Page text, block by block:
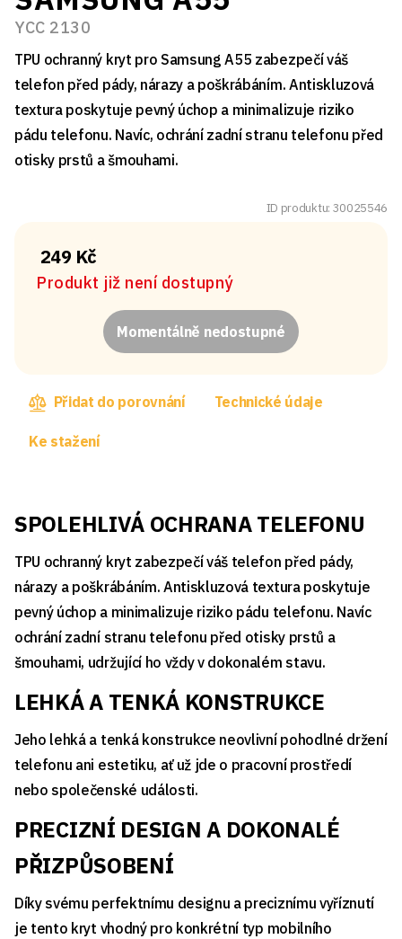
YCC 2130
TPU ochranný kryt pro Samsung A55 zabezpečí váš
telefon před pády, nárazy a poškrábáním. Antiskluzová
textura poskytuje pevný úchop a minimalizuje riziko
pádu telefonu. Navíc, ochrání zadní stranu telefonu před
otisky prstů a šmouhami.
ID produktu: 30025546
249 Kč
Produkt již není dostupný
Momentálně nedostupné
Přidat do porovnání Technické údaje
Ke stažení
SPOLEHLIVÁ OCHRANA TELEFONU
TPU ochranný kryt zabezpečí váš telefon před pády,
nárazy a poškrábáním. Antiskluzová textura poskytuje
pevný úchop a minimalizuje riziko pádu telefonu. Navíc
ochrání zadní stranu telefonu před otisky prstů a
šmouhami, udržující ho vždy v dokonalém stavu.
LEHKÁ A TENKÁ KONSTRUKCE
Jeho lehká a tenká konstrukce neovlivní pohodlné držení
telefonu ani estetiku, ať už jde o pracovní prostředí
nebo společenské události.
PRECIZNÍ DESIGN A DOKONALÉ
PŘIZPŮSOBENÍ
Díky svému perfektnímu designu a preciznímu vyříznutí
je tento kryt vhodný pro konkrétní typ mobilního